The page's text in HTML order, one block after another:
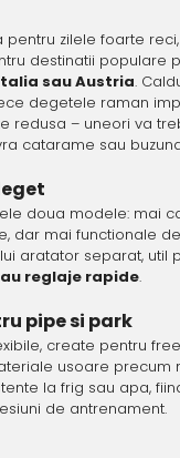
zilele foarte
destinatii populare
sau Austria.
degetele raman
redusa – uneori va
catarame sau
doua modele: mai
dar mai functionale
aratator separat, util
reglaje rapide.
pipe si park
create pentru
usoare precum
la frig sau apa,
de antrenament.